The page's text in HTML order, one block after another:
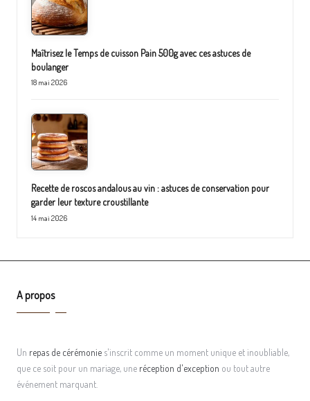
Maîtrisez le Temps de cuisson Pain 500g avec ces astuces de
boulanger
18 mai 2026
Recette de roscos andalous au vin : astuces de conservation pour
garder leur texture croustillante
14 mai 2026
A propos
Un repas de cérémonie s'inscrit comme un moment unique et inoubliable,
que ce soit pour un mariage, une réception d'exception ou tout autre
événement marquant.